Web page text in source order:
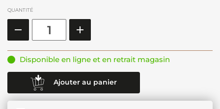
QUANTITÉ
Disponible en ligne et en retrait magasin
Ajouter au panier